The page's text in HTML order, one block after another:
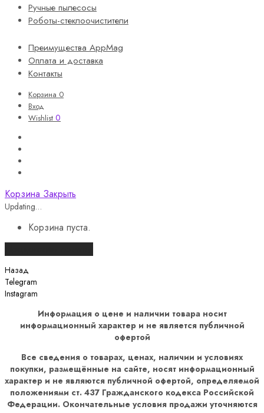
Ручные пылесосы
Роботы-стеклоочистители
Преимущества AppMag
Оплата и доставка
Контакты
Корзина 0
Вход
Wishlist 0
Корзина Закрыть
Updating…
Корзина пуста.
Назад
Telegram
Instagram
Информация о цене и наличии товара носит
информационный характер и не является публичной
офертой
Все сведения о товарах, ценах, наличии и условиях
покупки, размещённые на сайте, носят информационный
характер и не являются публичной офертой, определяемой
положениями ст. 437 Гражданского кодекса Российской
Федерации. Окончательные условия продажи уточняются